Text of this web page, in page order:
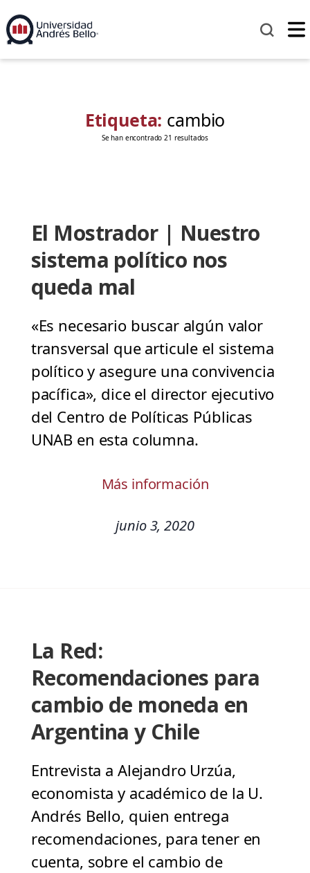
Etiqueta: cambio
Se han encontrado 21 resultados
El Mostrador | Nuestro
sistema político nos
queda mal
«Es necesario buscar algún valor
transversal que articule el sistema
político y asegure una convivencia
pacífica», dice el director ejecutivo
del Centro de Políticas Públicas
UNAB en esta columna.
Más información
junio 3, 2020
La Red:
Recomendaciones para
cambio de moneda en
Argentina y Chile
Entrevista a Alejandro Urzúa,
economista y académico de la U.
Andrés Bello, quien entrega
recomendaciones, para tener en
cuenta, sobre el cambio de